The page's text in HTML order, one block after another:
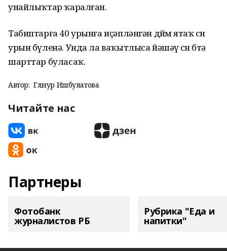
унайлыҡтар ҡаралған.
Табиптарға 40 урынға иҫәпләнгән дөйөм ятаҡ өсөн
урын бүленә. Унда ла ваҡытлыса йәшәү өсөн бөтә
шарттар буласаҡ.
Автор: Гөлнур Ишбулатова
Читайте нас
Партнеры
Фотобанк
журналистов РБ
Рубрика "Еда и
напитки"